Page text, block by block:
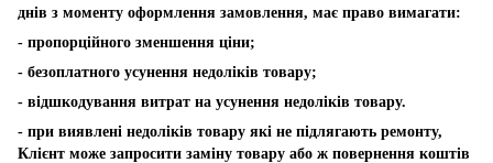
днів з моменту оформлення замовлення, має право вимагати:
- пропорційного зменшення ціни;
- безоплатного усунення недоліків товару;
- відшкодування витрат на усунення недоліків товару.
- при виявлені недоліків товару які не підлягають ремонту,
Клієнт може запросити заміну товару або ж повернення коштів